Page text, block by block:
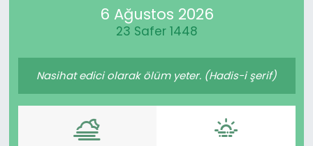
6 Ağustos 2026
23 Safer 1448
Nasihat edici olarak ölüm yeter. (Hadis-i şerif)